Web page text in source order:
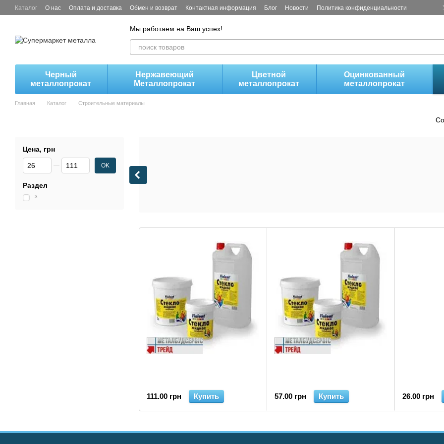
Перейти к основному контенту
Каталог О нас Оплата и доставка Обмен и возврат Контактная информация Блог Новости Политика конфиденциальности
Мы работаем на Ваш успех!
Черный
металлопрокат
Нержавеющий
Металлопрокат
Цветной
металлопрокат
Оцинкованный
металлопрокат
Главная Каталог Строительные материалы
111.00 грн Купить 57.00 грн Купить 26.00 грн
Цена, грн
От Цена, грн
До Цена, грн OK
Раздел
3